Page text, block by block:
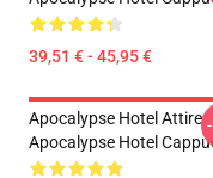
39,51 € - 45,95 €
Apocalypse Hotel Attire
Apocalypse Hotel